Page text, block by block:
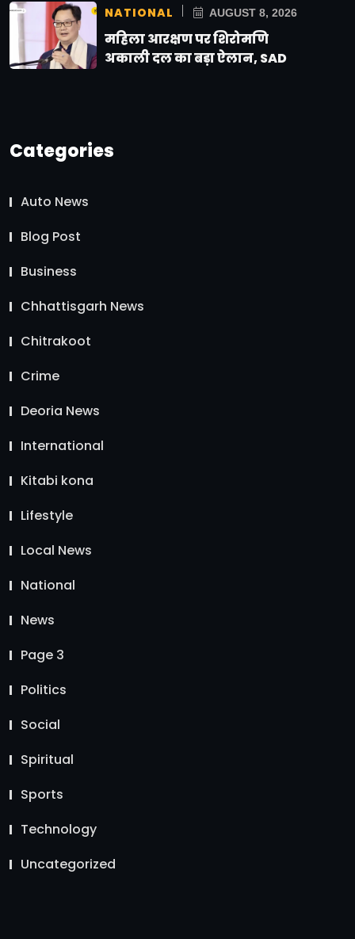
NATIONAL AUGUST 8, 2026
महिला आरक्षण पर शिरोमणि
अकाली दल का बड़ा ऐलान, SAD
Categories
Auto News
Blog Post
Business
Chhattisgarh News
Chitrakoot
Crime
Deoria News
International
Kitabi kona
Lifestyle
Local News
National
News
Page 3
Politics
Social
Spiritual
Sports
Technology
Uncategorized